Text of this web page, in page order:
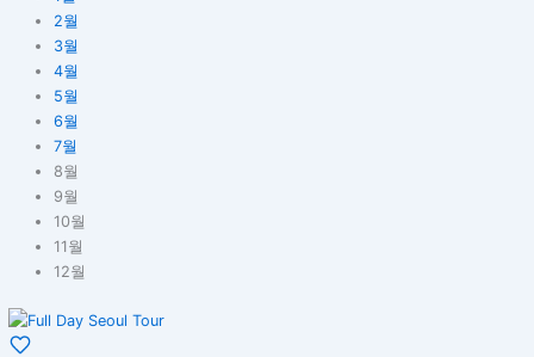
2월
3월
4월
5월
6월
7월
8월
9월
10월
11월
12월